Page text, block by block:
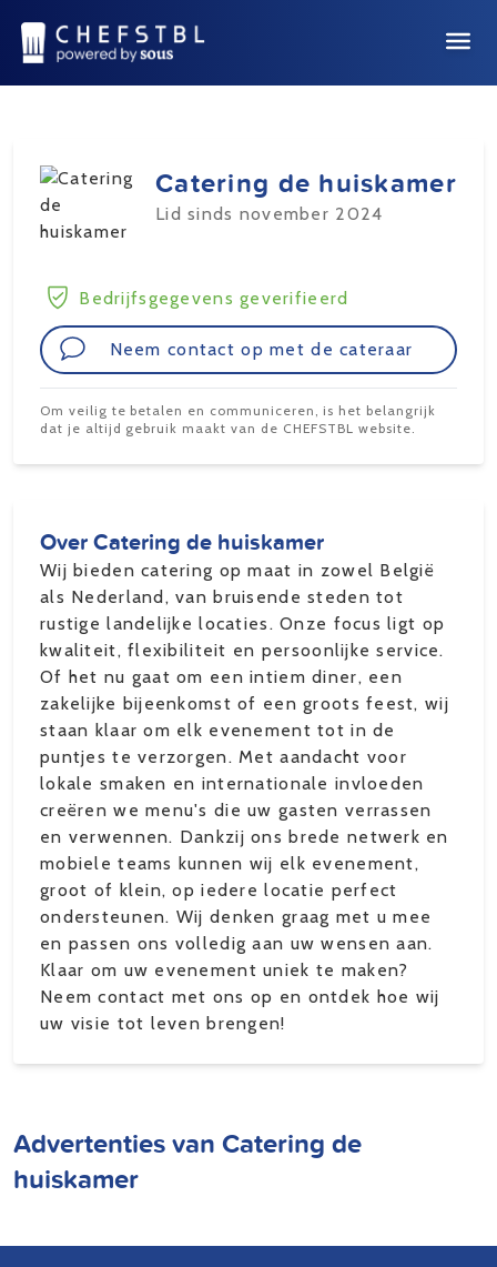
Catering de huiskamer
Lid sinds november 2024
Bedrijfsgegevens geverifieerd
Neem contact op met de cateraar
Om veilig te betalen en communiceren, is het belangrijk
dat je altijd gebruik maakt van de CHEFSTBL website.
Over Catering de huiskamer
Wij bieden catering op maat in zowel België
als Nederland, van bruisende steden tot
rustige landelijke locaties. Onze focus ligt op
kwaliteit, flexibiliteit en persoonlijke service.
Of het nu gaat om een intiem diner, een
zakelijke bijeenkomst of een groots feest, wij
staan klaar om elk evenement tot in de
puntjes te verzorgen. Met aandacht voor
lokale smaken en internationale invloeden
creëren we menu's die uw gasten verrassen
en verwennen. Dankzij ons brede netwerk en
mobiele teams kunnen wij elk evenement,
groot of klein, op iedere locatie perfect
ondersteunen. Wij denken graag met u mee
en passen ons volledig aan uw wensen aan.
Klaar om uw evenement uniek te maken?
Neem contact met ons op en ontdek hoe wij
uw visie tot leven brengen!
Advertenties van Catering de
huiskamer